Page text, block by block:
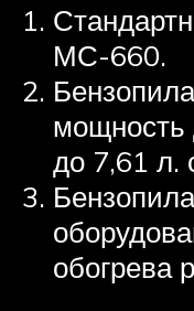
МС-660.
мощность
до 7,61 л.
обогрева